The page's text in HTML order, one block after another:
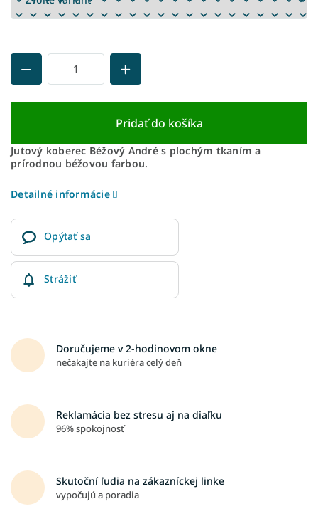
Pridať do košíka
Jutový koberec Béžový André s plochým tkaním a
prírodnou béžovou farbou.
Detailné informácie
Opýtať sa
Strážiť
Doručujeme v 2-hodinovom okne
nečakajte na kuriéra celý deň
Reklamácia bez stresu aj na diaľku
96% spokojnosť
Skutoční ľudia na zákazníckej linke
vypočujú a poradia